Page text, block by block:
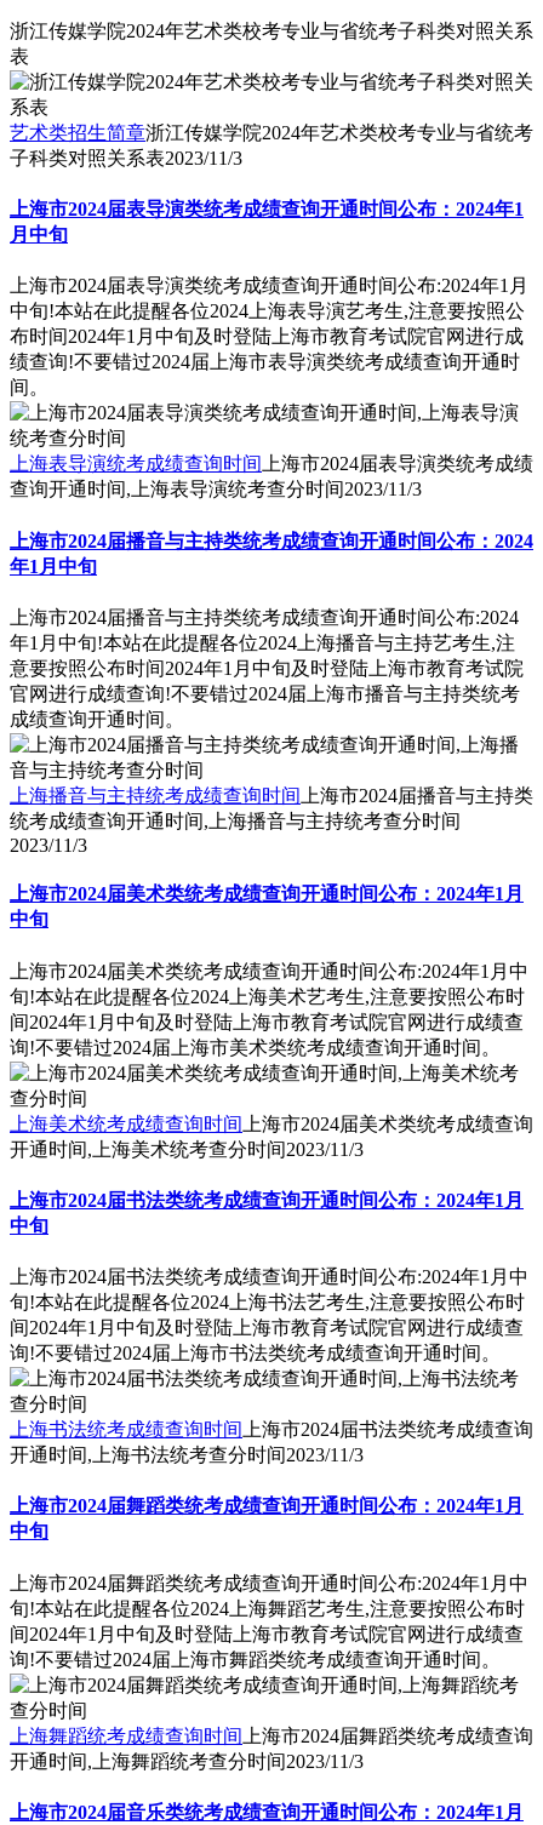
浙江传媒学院2024年艺术类校考专业与省统考子科类对照关系
表
艺术类招生简章浙江传媒学院2024年艺术类校考专业与省统考
子科类对照关系表2023/11/3
上海市2024届表导演类统考成绩查询开通时间公布：2024年1
月中旬
上海市2024届表导演类统考成绩查询开通时间公布:2024年1月
中旬!本站在此提醒各位2024上海表导演艺考生,注意要按照公
布时间2024年1月中旬及时登陆上海市教育考试院官网进行成
绩查询!不要错过2024届上海市表导演类统考成绩查询开通时
间。
上海表导演统考成绩查询时间上海市2024届表导演类统考成绩
查询开通时间,上海表导演统考查分时间2023/11/3
上海市2024届播音与主持类统考成绩查询开通时间公布：2024
年1月中旬
上海市2024届播音与主持类统考成绩查询开通时间公布:2024
年1月中旬!本站在此提醒各位2024上海播音与主持艺考生,注
意要按照公布时间2024年1月中旬及时登陆上海市教育考试院
官网进行成绩查询!不要错过2024届上海市播音与主持类统考
成绩查询开通时间。
上海播音与主持统考成绩查询时间 上海市2024届播音与主持类
统考成绩查询开通时间,上海播音与主持统考查分时间
2023/11/3
上海市2024届美术类统考成绩查询开通时间公布：2024年1月
中旬
上海市2024届美术类统考成绩查询开通时间公布:2024年1月中
旬!本站在此提醒各位2024上海美术艺考生,注意要按照公布时
间2024年1月中旬及时登陆上海市教育考试院官网进行成绩查
询!不要错过2024届上海市美术类统考成绩查询开通时间。
上海美术统考成绩查询时间 上海市2024届美术类统考成绩查询
开通时间,上海美术统考查分时间2023/11/3
上海市2024届书法类统考成绩查询开通时间公布：2024年1月
中旬
上海市2024届书法类统考成绩查询开通时间公布:2024年1月中
旬!本站在此提醒各位2024上海书法艺考生,注意要按照公布时
间2024年1月中旬及时登陆上海市教育考试院官网进行成绩查
询!不要错过2024届上海市书法类统考成绩查询开通时间。
上海书法统考成绩查询时间 上海市2024届书法类统考成绩查询
开通时间,上海书法统考查分时间2023/11/3
上海市2024届舞蹈类统考成绩查询开通时间公布：2024年1月
中旬
上海市2024届舞蹈类统考成绩查询开通时间公布:2024年1月中
旬!本站在此提醒各位2024上海舞蹈艺考生,注意要按照公布时
间2024年1月中旬及时登陆上海市教育考试院官网进行成绩查
询!不要错过2024届上海市舞蹈类统考成绩查询开通时间。
上海舞蹈统考成绩查询时间 上海市2024届舞蹈类统考成绩查询
开通时间,上海舞蹈统考查分时间2023/11/3
上海市2024届音乐类统考成绩查询开通时间公布：2024年1月